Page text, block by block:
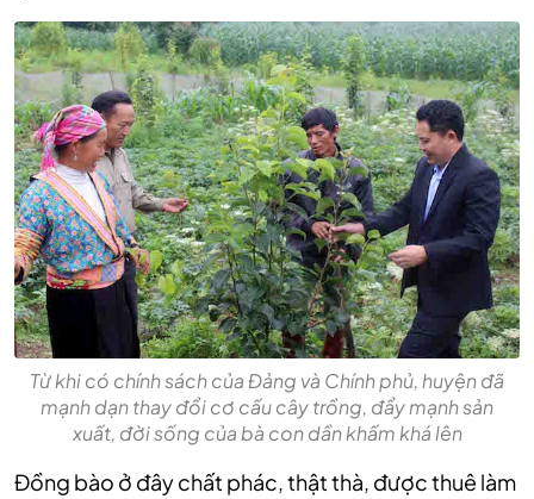
Từ khi có chính sách của Đảng và Chính phủ, huyện đã
mạnh dạn thay đổi cơ cấu cây trồng, đẩy mạnh sản
xuất, đời sống của bà con dần khấm khá lên
Đồng bào ở đây chất phác, thật thà, được thuê làm